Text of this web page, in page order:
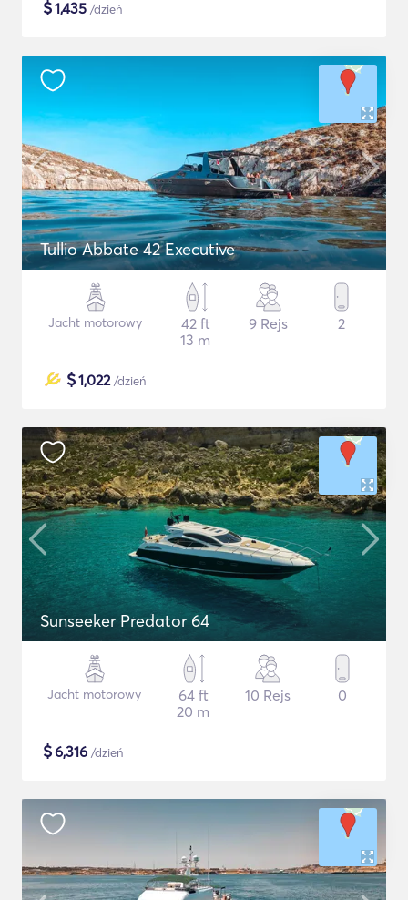
$1,435 /dzień
Tullio Abbate 42 Executive
Jacht motorowy
42 ft
13 m
9 Rejs 2
$1,022/dzień
Sunseeker Predator 64
Jacht motorowy
64 ft
20 m
10 Rejs 0
$6,316 /dzień